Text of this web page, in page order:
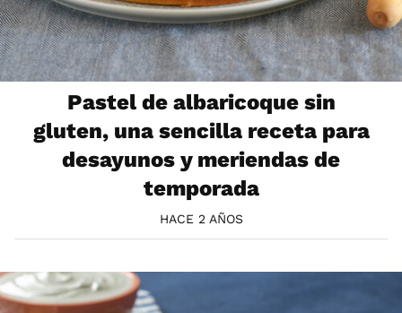
Pastel de albaricoque sin
gluten, una sencilla receta para
desayunos y meriendas de
temporada
HACE 2 AÑOS